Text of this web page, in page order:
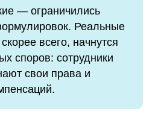
— ограничились
Реальные
всего, начнутся
споров: сотрудники
свои права и